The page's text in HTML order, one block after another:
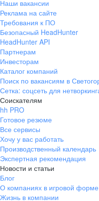
Наши вакансии
Реклама на сайте
Требования к ПО
Безопасный HeadHunter
HeadHunter API
Партнерам
Инвесторам
Каталог компаний
Поиск по вакансиям в
Сетка: соцсеть для
Соискателям
hh PRO
Готовое резюме
Все сервисы
Хочу у вас работать
Производственный календарь
Экспертная рекомендация
Новости и статьи
Блог
О компаниях в игровой форме
Жизнь в компании